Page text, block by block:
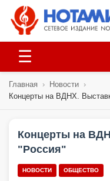
☰
Главная › Новости ›
Концерты на ВДНХ.
Концерты на
"Россия"
НОВОСТИ ОБЩЕСТВО